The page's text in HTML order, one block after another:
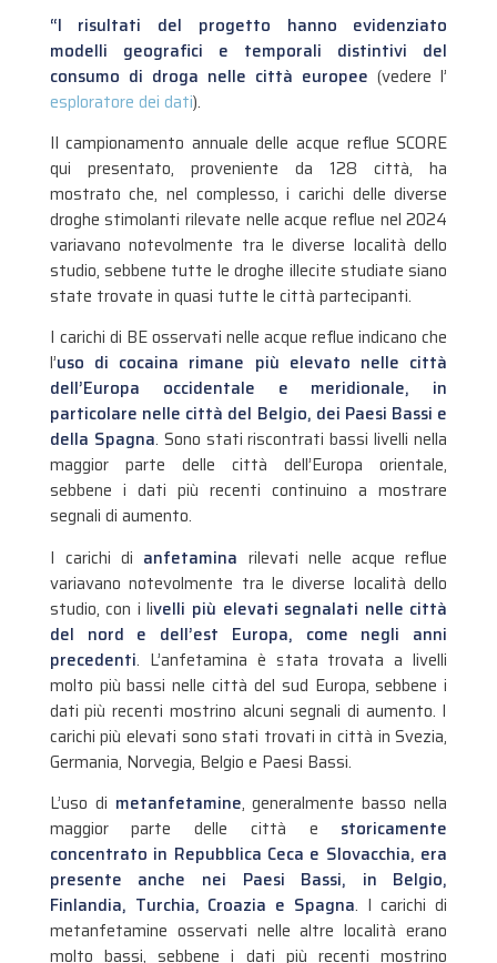
“I risultati del progetto hanno evidenziato
modelli geografici e temporali distintivi del
consumo di droga nelle città europee (vedere l’
esploratore dei dati).
Il campionamento annuale delle acque reflue SCORE
qui presentato, proveniente da 128 città, ha
mostrato che, nel complesso, i carichi delle diverse
droghe stimolanti rilevate nelle acque reflue nel 2024
variavano notevolmente tra le diverse località dello
studio, sebbene tutte le droghe illecite studiate siano
state trovate in quasi tutte le città partecipanti.
I carichi di BE osservati nelle acque reflue indicano che
l’uso di cocaina rimane più elevato nelle città
dell’Europa occidentale e meridionale, in
particolare nelle città del Belgio, dei Paesi Bassi e
della Spagna. Sono stati riscontrati bassi livelli nella
maggior parte delle città dell’Europa orientale,
sebbene i dati più recenti continuino a mostrare
segnali di aumento.
I carichi di anfetamina rilevati nelle acque reflue
variavano notevolmente tra le diverse località dello
studio, con i livelli più elevati segnalati nelle città
del nord e dell’est Europa, come negli anni
precedenti. L’anfetamina è stata trovata a livelli
molto più bassi nelle città del sud Europa, sebbene i
dati più recenti mostrino alcuni segnali di aumento. I
carichi più elevati sono stati trovati in città in Svezia,
Germania, Norvegia, Belgio e Paesi Bassi.
L’uso di metanfetamine, generalmente basso nella
maggior parte delle città e storicamente
concentrato in Repubblica Ceca e Slovacchia, era
presente anche nei Paesi Bassi, in Belgio,
Finlandia, Turchia, Croazia e Spagna. I carichi di
metanfetamine osservati nelle altre località erano
molto bassi, sebbene i dati più recenti mostrino